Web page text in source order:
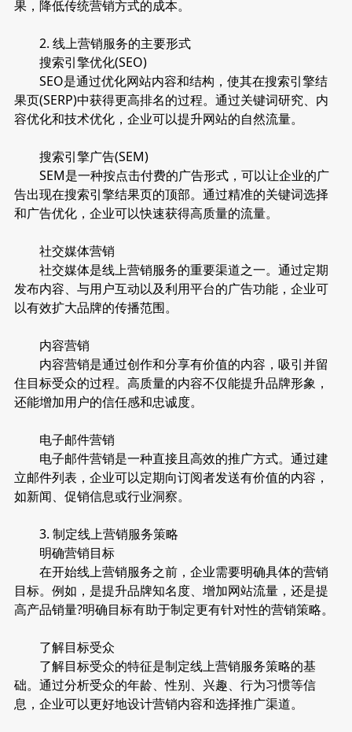
果，降低传统营销方式的成本。
2. 线上营销服务的主要形式
搜索引擎优化(SEO)
SEO是通过优化网站内容和结构，使其在搜索引擎结
果页(SERP)中获得更高排名的过程。通过关键词研究、内
容优化和技术优化，企业可以提升网站的自然流量。
搜索引擎广告(SEM)
SEM是一种按点击付费的广告形式，可以让企业的广
告出现在搜索引擎结果页的顶部。通过精准的关键词选择
和广告优化，企业可以快速获得高质量的流量。
社交媒体营销
社交媒体是线上营销服务的重要渠道之一。通过定期
发布内容、与用户互动以及利用平台的广告功能，企业可
以有效扩大品牌的传播范围。
内容营销
内容营销是通过创作和分享有价值的内容，吸引并留
住目标受众的过程。高质量的内容不仅能提升品牌形象，
还能增加用户的信任感和忠诚度。
电子邮件营销
电子邮件营销是一种直接且高效的推广方式。通过建
立邮件列表，企业可以定期向订阅者发送有价值的内容，
如新闻、促销信息或行业洞察。
3. 制定线上营销服务策略
明确营销目标
在开始线上营销服务之前，企业需要明确具体的营销
目标。例如，是提升品牌知名度、增加网站流量，还是提
高产品销量?明确目标有助于制定更有针对性的营销策略。
了解目标受众
了解目标受众的特征是制定线上营销服务策略的基
础。通过分析受众的年龄、性别、兴趣、行为习惯等信
息，企业可以更好地设计营销内容和选择推广渠道。